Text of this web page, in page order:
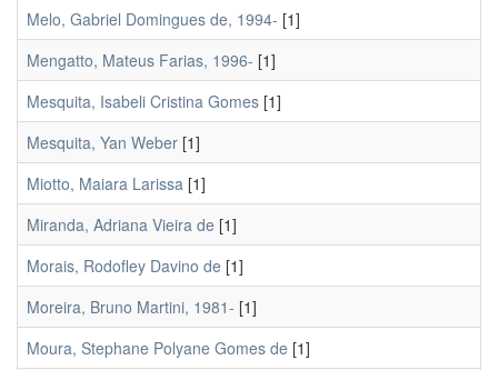
Melo, Gabriel Domingues de, 1994- [1]
Mengatto, Mateus Farias, 1996- [1]
Mesquita, Isabeli Cristina Gomes [1]
Mesquita, Yan Weber [1]
Miotto, Maiara Larissa [1]
Miranda, Adriana Vieira de [1]
Morais, Rodofley Davino de [1]
Moreira, Bruno Martini, 1981- [1]
Moura, Stephane Polyane Gomes de [1]